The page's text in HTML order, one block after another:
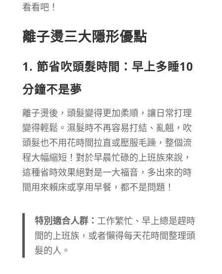
看看吧！
離子燙三大隱形優點
1. 節省吹頭髮時間：早上多睡10
分鐘不是夢
離子燙後，頭髮變得更加柔順，讓日常打理
變得輕鬆。濕髮時不再容易打結、亂翹，吹
頭髮也不用花時間拉直或壓服毛躁，整個流
程大幅縮短！對於早晨忙碌的上班族來說，
這種省時效果絕對是一大福音，多出來的時
間用來賴床或享用早餐，都不是問題！
特別適合人群： 工作繁忙、早上總是趕時
間的上班族，或者懶得每天花時間整理頭
髮的人。